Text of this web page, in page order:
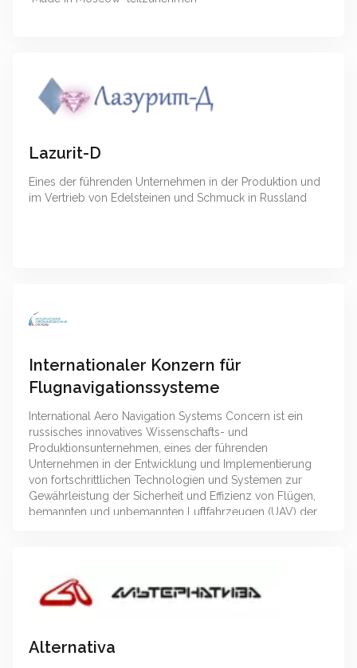
Lazurit-D
Eines der führenden Unternehmen in der Produktion und
im Vertrieb von Edelsteinen und Schmuck in Russland
Internationaler Konzern für
Flugnavigationssysteme
International Aero Navigation Systems Concern ist ein
russisches innovatives Wissenschafts- und
Produktionsunternehmen, eines der führenden
Unternehmen in der Entwicklung und Implementierung
von fortschrittlichen Technologien und Systemen zur
Gewährleistung der Sicherheit und Effizienz von Flügen,
bemannten und unbemannten Luftfahrzeugen (UAV) der
Alternativa